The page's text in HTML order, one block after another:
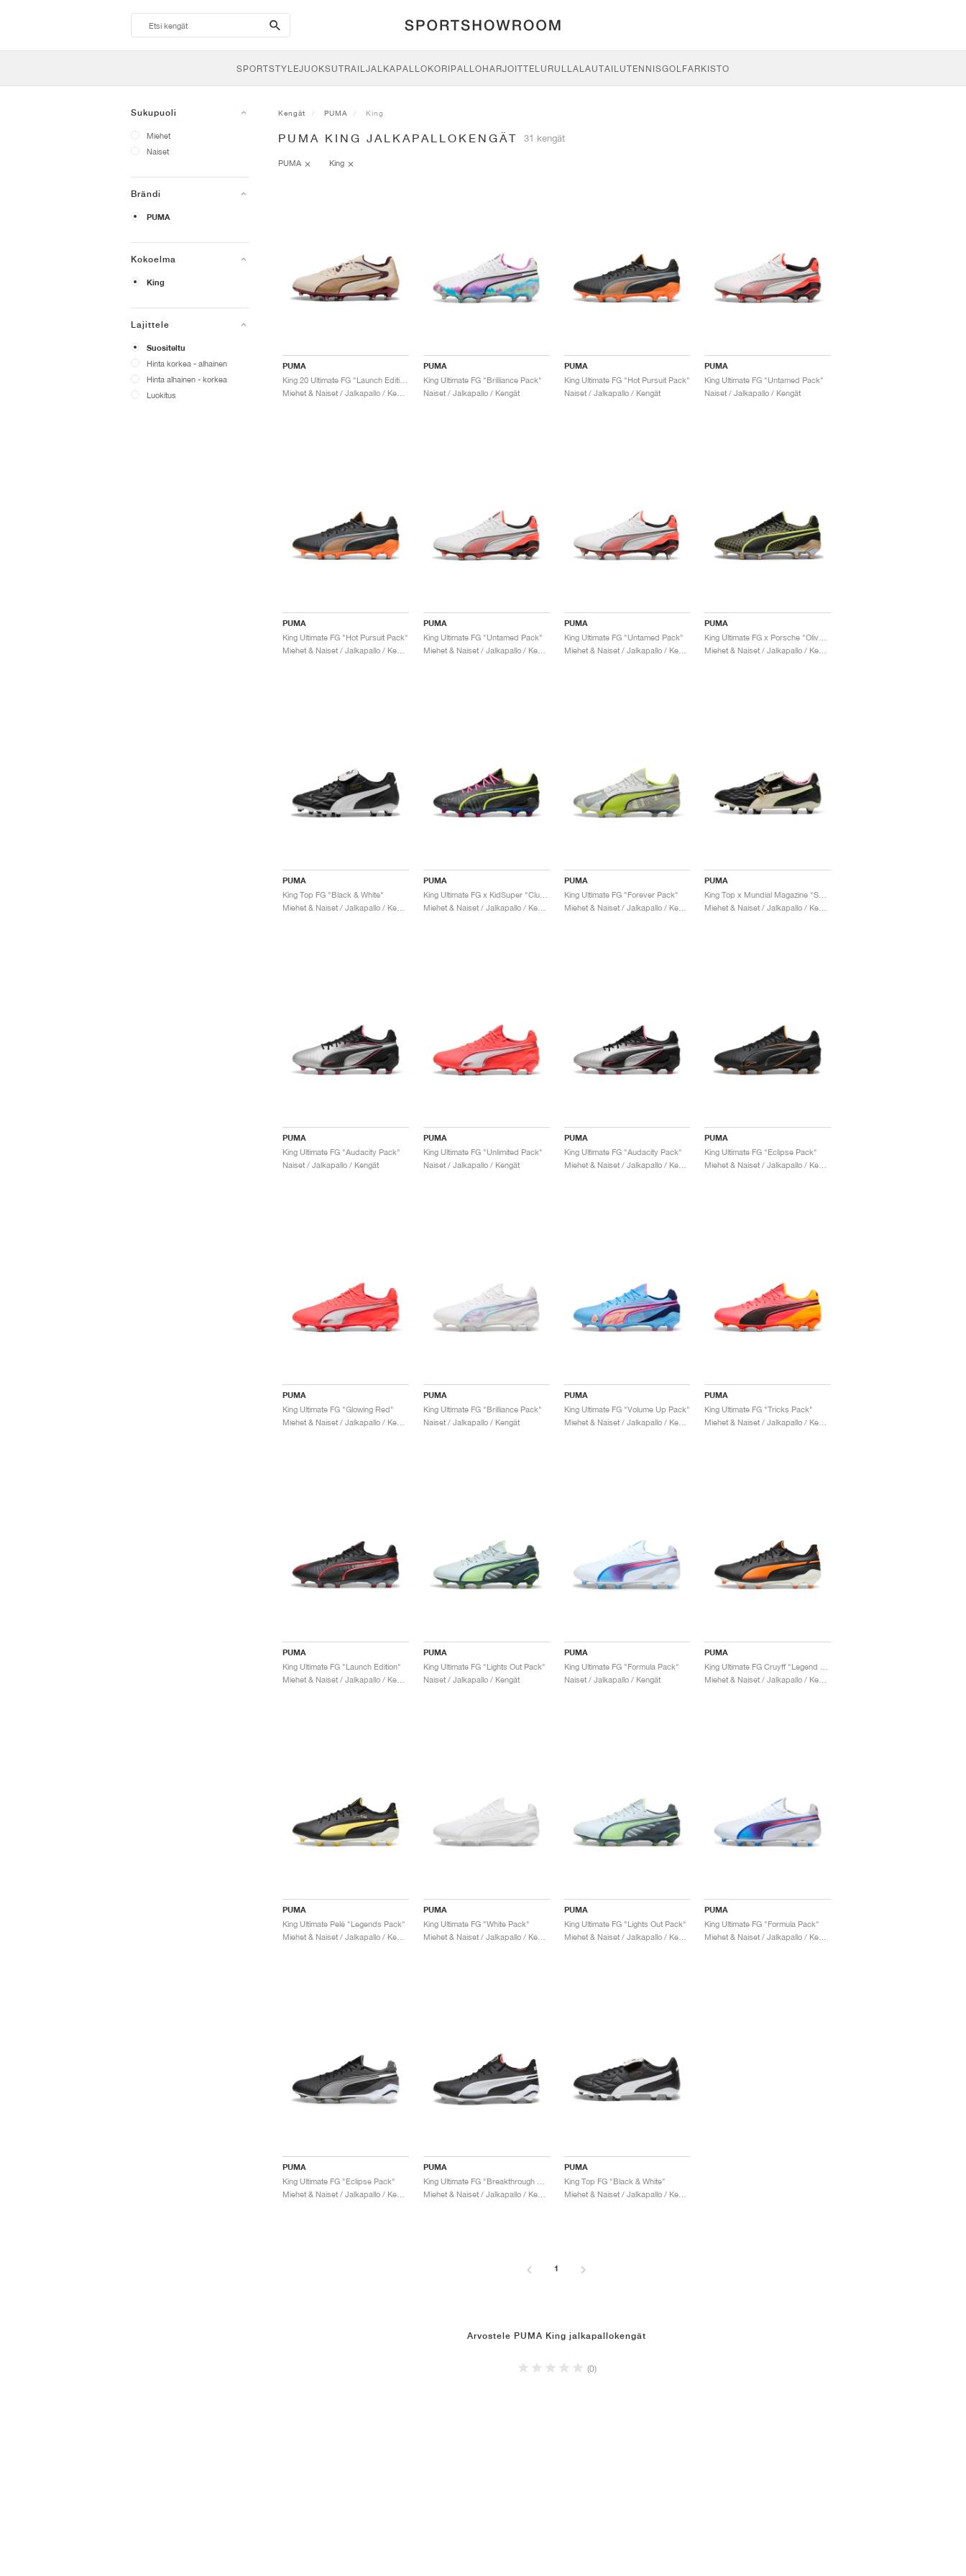
search-
btn
SPORTSTYLEJUOKSUTRAILJALKAPALLOKORIPALLOHARJOITTELU RULLALAUTAILUTENNISGOLFARKISTO
Sukupuoli
Miehet
Naiset
Brändi
PUMA
Kokoelma
King
Lajittele
Suositeltu
Hinta korkea - alhainen
Hinta alhainen - korkea
Luokitus
Kengät PUMA King
PUMA KING JALKAPALLOKENGÄT 31 kengät
PUMA King
PUMA PUMA
King Ultimate FG "Brilliance Pack"
Naiset / Jalkapallo / Kengät
PUMA
King Ultimate FG "Hot Pursuit Pack"
Naiset / Jalkapallo / Kengät
PUMA
King Ultimate FG "Untamed Pack"
Naiset / Jalkapallo / Kengät
PUMA
King Ultimate FG "Hot Pursuit Pack"
PUMA
King Ultimate FG "Untamed Pack"
Miehet & Naiset / Jalkapallo / Kengät
PUMA
King Ultimate FG "Untamed Pack"
Miehet & Naiset / Jalkapallo / Kengät
PUMA
PUMA
King Top FG "Black & White"
PUMA
King Ultimate FG x KidSuper "Club World Cup Pack"
Miehet & Naiset / Jalkapallo / Kengät
PUMA
King Ultimate FG "Forever Pack"
Miehet & Naiset / Jalkapallo / Kengät
PUMA
PUMA
King Ultimate FG "Audacity Pack"
Naiset / Jalkapallo / Kengät
PUMA
King Ultimate FG "Unlimited Pack"
Naiset / Jalkapallo / Kengät
PUMA
King Ultimate FG "Audacity Pack"
Miehet & Naiset / Jalkapallo / Kengät
PUMA
King Ultimate FG "Eclipse Pack"
PUMA
King Ultimate FG "Glowing Red"
PUMA
King Ultimate FG "Brilliance Pack"
Naiset / Jalkapallo / Kengät
PUMA
King Ultimate FG "Volume Up Pack"
Miehet & Naiset / Jalkapallo / Kengät
PUMA
King Ultimate FG "Tricks Pack"
PUMA
King Ultimate FG "Launch Edition"
PUMA
King Ultimate FG "Lights Out Pack"
Naiset / Jalkapallo / Kengät
PUMA
King Ultimate FG "Formula Pack"
Naiset / Jalkapallo / Kengät
PUMA
PUMA
King Ultimate Pelé "Legends Pack"
PUMA
King Ultimate FG "White Pack"
Miehet & Naiset / Jalkapallo / Kengät
PUMA
King Ultimate FG "Lights Out Pack"
Miehet & Naiset / Jalkapallo / Kengät
PUMA
King Ultimate FG "Formula Pack"
PUMA
King Ultimate FG "Eclipse Pack"
PUMA
Miehet & Naiset / Jalkapallo / Kengät
PUMA
King Top FG "Black & White"
Miehet & Naiset / Jalkapallo / Kengät
1
Arvostele PUMA King jalkapallokengät
(0)